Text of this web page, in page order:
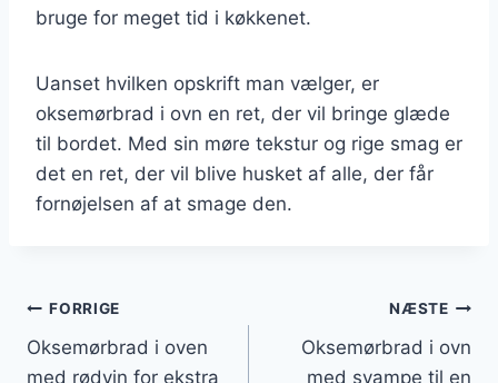
bruge for meget tid i køkkenet.
Uanset hvilken opskrift man vælger, er
oksemørbrad i ovn en ret, der vil bringe glæde
til bordet. Med sin møre tekstur og rige smag er
det en ret, der vil blive husket af alle, der får
fornøjelsen af at smage den.
Indlægsnavigation
FORRIGE
Oksemørbrad i oven
med rødvin for ekstra
NÆSTE
Oksemørbrad i ovn
med svampe til en